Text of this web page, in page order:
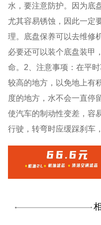
水，要注意防护。因为底
尤其容易锈蚀，因此一定
理。底盘保养可以去维修
必要还可以装个底盘装甲
命。2、注意事项：在平
较高的地方，以免地上有
度的地方，水不会一直停
使汽车的制动性变差，容
行驶，转弯时应缓踩刹车